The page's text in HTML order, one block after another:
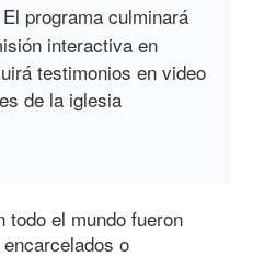
El programa culminará
interactiva en
testimonios en video
de la iglesia
todo el mundo fueron
o